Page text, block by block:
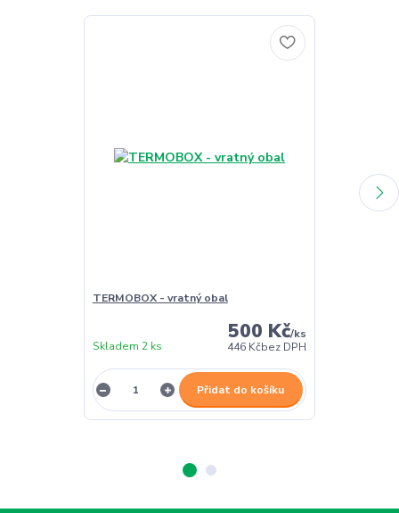
TERMOBOX - vratný obal
500 Kč/ks
446 Kčbez DPH
Skladem 2 ks
Přidat do košíku